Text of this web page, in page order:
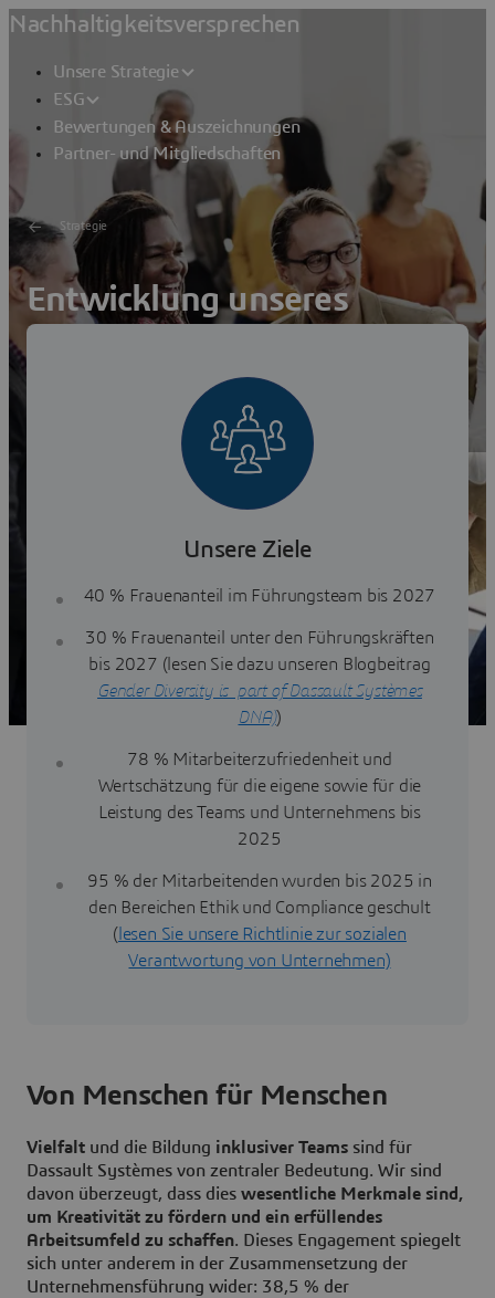
Nachhaltigkeitsversprechen
Unsere Strategie
ESG
Bewertungen & Auszeichnungen
Partner- und Mitgliedschaften
Strategie
Entwicklung unseres
Humankapitals
Wir investieren in die Weiterentwicklung unseres
Humankapitals und legen Wert auf Vielfalt und ethische
Unsere Ziele
40 % Frauenanteil im Führungsteam bis 2027
30 % Frauenanteil unter den Führungskräften
bis 2027 (lesen Sie dazu unseren Blogbeitrag
Gender Diversity is part of Dassault Systèmes
DNA))
78 % Mitarbeiterzufriedenheit und
Wertschätzung für die eigene sowie für die
Leistung des Teams und Unternehmens bis
2025
95 % der Mitarbeitenden wurden bis 2025 in
den Bereichen Ethik und Compliance geschult
( lesen Sie unsere Richtlinie zur sozialen
Verantwortung von Unternehmen)
Von Menschen für Menschen
Vielfalt und die Bildung inklusiver Teams sind für
Dassault Systèmes von zentraler Bedeutung. Wir sind
davon überzeugt, dass dies wesentliche Merkmale sind,
um Kreativität zu fördern und ein erfüllendes
Arbeitsumfeld zu schaffen. Dieses Engagement spiegelt
sich unter anderem in der Zusammensetzung der
Unternehmensführung wider: 38,5 % der